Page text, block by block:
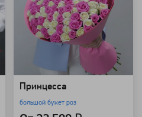
Принцесса
большой букет роз